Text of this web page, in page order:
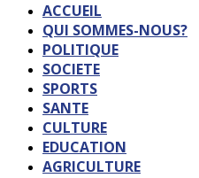
ACCUEIL
QUI SOMMES-NOUS?
POLITIQUE
SOCIETE
SPORTS
SANTE
CULTURE
EDUCATION
AGRICULTURE